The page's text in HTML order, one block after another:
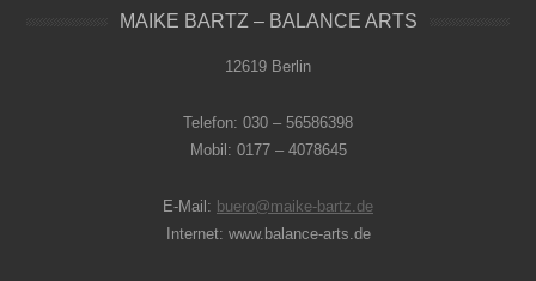
MAIKE BARTZ – BALANCE ARTS
12619 Berlin
Telefon: 030 – 56586398
Mobil: 0177 – 4078645
E-Mail: buero@maike-bartz.de
Internet: www.balance-arts.de